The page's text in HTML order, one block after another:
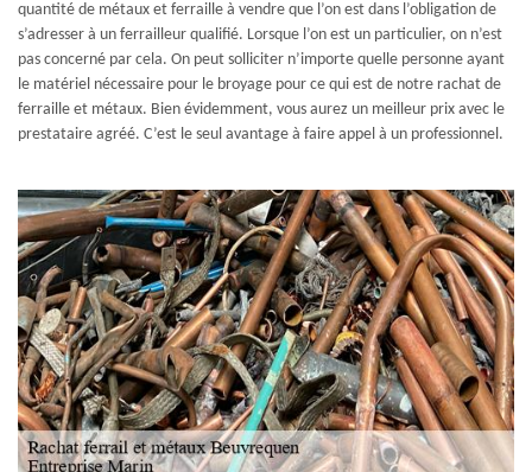
quantité de métaux et ferraille à vendre que l’on est dans l’obligation de
s’adresser à un ferrailleur qualifié. Lorsque l’on est un particulier, on n’est
pas concerné par cela. On peut solliciter n’importe quelle personne ayant
le matériel nécessaire pour le broyage pour ce qui est de notre rachat de
ferraille et métaux. Bien évidemment, vous aurez un meilleur prix avec le
prestataire agréé. C’est le seul avantage à faire appel à un professionnel.